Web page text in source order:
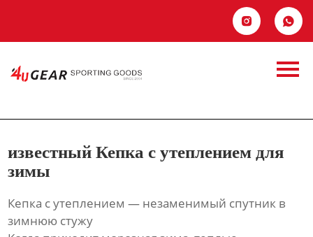
 
Контакты
известный Кепка с
утеплением для
зимы
известный Кепка с утеплением для
зимы
Кепка с утеплением — незаменимый спутник в
зимнюю стужу